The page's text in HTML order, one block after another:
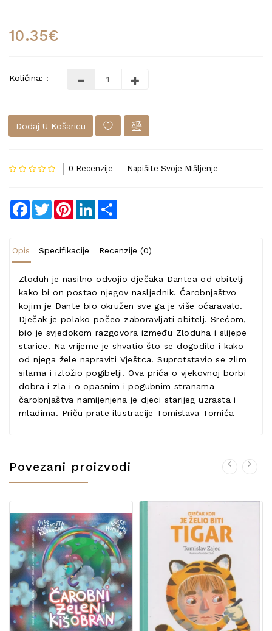
10.35€
Količina: :
Dodaj U Košaricu
0 Recenzije Napišite Svoje Mišljenje
Facebook
TwitterPinterestLinkedIn
Opis Specifikacije Recenzije (0)
Zloduh je nasilno odvojio dječaka Dantea od obitelji
kako bi on postao njegov nasljednik. Čarobnjaštvo
kojim je Dante bio okružen sve ga je više očaravalo.
Dječak je polako počeo zaboravljati obitelj. Srećom,
bio je svjedokom razgovora između Zloduha i slijepe
starice. Na vrijeme je shvatio što se dogodilo i kako
od njega žele napraviti Vještca. Suprotstavio se zlim
silama i izložio pogibelji. Ova priča o vjekovnoj borbi
dobra i zla i o opasnim i pogubnim stranama
čarobnjaštva namijenjena je djeci starijeg uzrasta i
mladima. Priču prate ilustracije Tomislava Tomića
Povezani proizvodi